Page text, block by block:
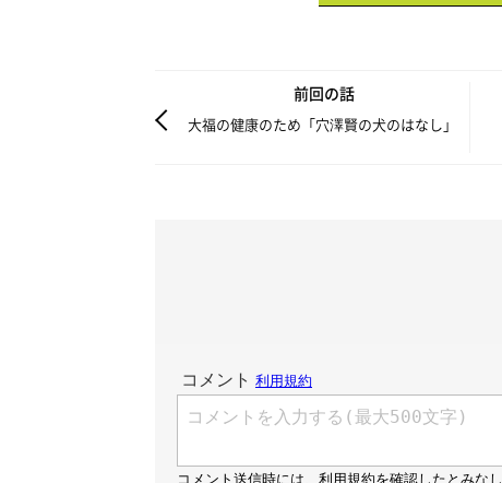
前回の話
大福の健康のため「穴澤賢の犬のはなし」